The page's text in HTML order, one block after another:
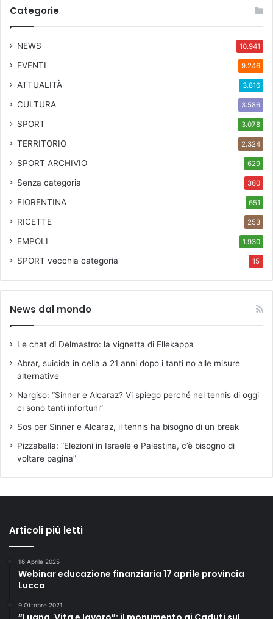
n
Categorie
NEWS 10.941
EVENTI 9.246
ATTUALITÀ 3.816
CULTURA 3.586
SPORT 3.078
TERRITORIO 2.324
SPORT ARCHIVIO 629
Senza categoria 360
FIORENTINA 651
RICETTE 253
EMPOLI 1.930
SPORT vecchia categoria 15
News dal mondo
Le chat di Delmastro: la vignetta di Ellekappa
Abrar, suicida in cella a 21 anni dopo i tanti no alle misure
alternative
Nargiso: “Sinner e Alcaraz? Vi spiego perché nel tennis di oggi
ci sono tanti infortuni”
Sos per Sinner e Alcaraz, il tennis ha bisogno di un break
Pizzaballa: “Elezioni in Israele e Palestina, c’è bisogno di
voltare pagina”
Articoli più letti
16 Aprile 2025
Webinar educazione finanziaria 17 aprile provincia
Lucca
9 Ottobre 2021